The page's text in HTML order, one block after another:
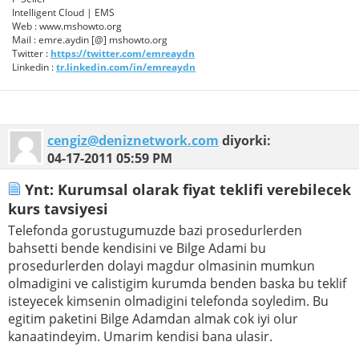
Intelligent Cloud | EMS
Web : www.mshowto.org
Mail : emre.aydin [@] mshowto.org
Twitter : https://twitter.com/emreaydn
Linkedin :tr.linkedin.com/in/emreaydn
cengiz@deniznetwork.com diyorki:
04-17-2011 05:59 PM
Ynt: Kurumsal olarak fiyat teklifi verebilecek
kurs tavsiyesi
Telefonda gorustugumuzde bazi prosedurlerden
bahsetti bende kendisini ve Bilge Adami bu
prosedurlerden dolayi magdur olmasinin mumkun
olmadigini ve calistigim kurumda benden baska bu teklif
isteyecek kimsenin olmadigini telefonda soyledim. Bu
egitim paketini Bilge Adamdan almak cok iyi olur
kanaatindeyim. Umarim kendisi bana ulasir.